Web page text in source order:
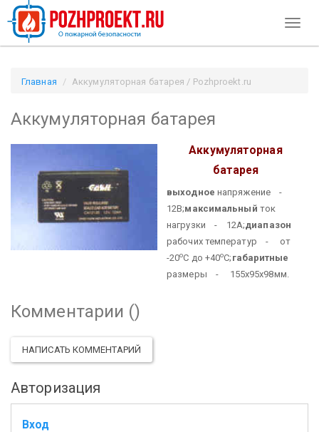
Главная Аккумуляторная батарея / Pozhproekt.ru
Аккумуляторная батарея
Аккумуляторная
батарея
выходное напряжение -
12В;максимальный ток
нагрузки - 12А;диапазон
рабочих температур - от
-20оС до +40оС; габаритные
размеры - 155х95х98мм.
Комментарии ()
НАПИСАТЬ КОММЕНТАРИЙ
Авторизация
Вход